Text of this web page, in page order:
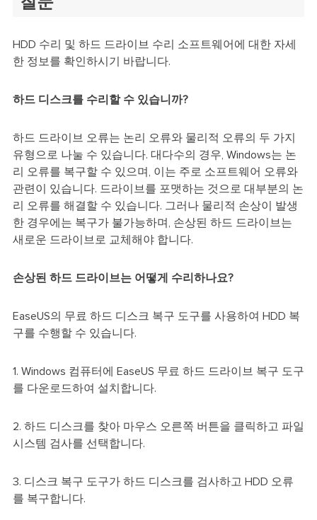
HDD 수리 및 하드 드라이브 수리 소프트웨어에 대한 자세
한 정보를 확인하시기 바랍니다.
하드 디스크를 수리할 수 있습니까?
하드 드라이브 오류는 논리 오류와 물리적 오류의 두 가지
유형으로 나눌 수 있습니다. 대다수의 경우, Windows는 논
리 오류를 복구할 수 있으며, 이는 주로 소프트웨어 오류와
관련이 있습니다. 드라이브를 포맷하는 것으로 대부분의 논
리 오류를 해결할 수 있습니다. 그러나 물리적 손상이 발생
한 경우에는 복구가 불가능하며, 손상된 하드 드라이브는
새로운 드라이브로 교체해야 합니다.
손상된 하드 드라이브는 어떻게 수리하나요?
EaseUS의 무료 하드 디스크 복구 도구를 사용하여 HDD 복
구를 수행할 수 있습니다.
1. Windows 컴퓨터에 EaseUS 무료 하드 드라이브 복구 도구
를 다운로드하여 설치합니다.
2. 하드 디스크를 찾아 마우스 오른쪽 버튼을 클릭하고 파일
시스템 검사를 선택합니다.
3. 디스크 복구 도구가 하드 디스크를 검사하고 HDD 오류
를 복구합니다.